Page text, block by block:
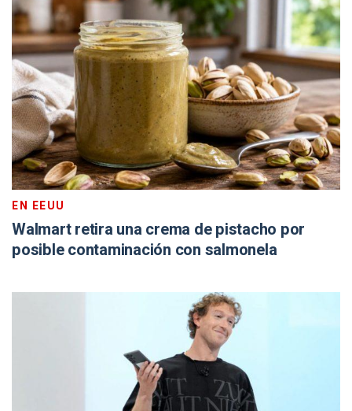
EN EEUU
Walmart retira una crema de pistacho por
posible contaminación con salmonela